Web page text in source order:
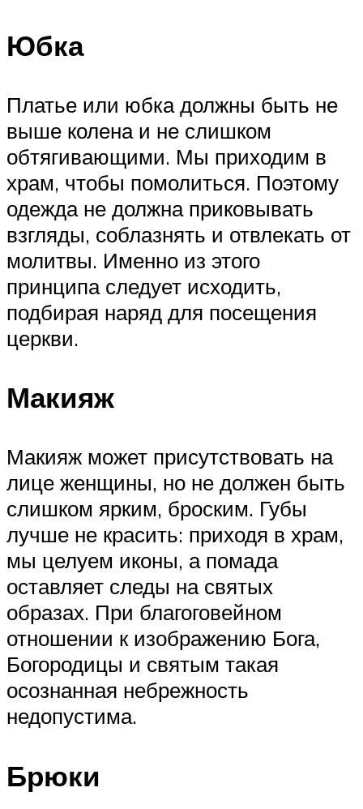
Юбка
Платье или юбка должны быть не
выше колена и не слишком
обтягивающими. Мы приходим в
храм, чтобы помолиться. Поэтому
одежда не должна приковывать
взгляды, соблазнять и отвлекать от
молитвы. Именно из этого
принципа следует исходить,
подбирая наряд для посещения
церкви.
Макияж
Макияж может присутствовать на
лице женщины, но не должен быть
слишком ярким, броским. Губы
лучше не красить: приходя в храм,
мы целуем иконы, а помада
оставляет следы на святых
образах. При благоговейном
отношении к изображению Бога,
Богородицы и святым такая
осознанная небрежность
недопустима.
Брюки